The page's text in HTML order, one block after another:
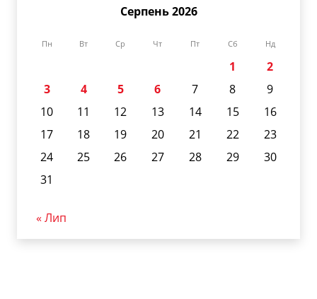
Серпень 2026
Пн Вт Ср Чт Пт Сб Нд
1
2
3
4 5 6 7 8
9
10
11 12 13 14 15
16
17
18 19 20 21 22
23
24
25 26 27 28 29
30
31
« Лип